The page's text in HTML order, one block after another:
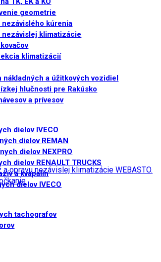
geometrie
nezávislého kúrenia
nezávislej klimatizácie
klimatizácií
nákladných a úžitkových vozidiel
hlučnosti pre Rakúsko
a prívesov
dielov IVECO
dielov REMAN
dielov NEXPRO
dielov RENAULT TRUCKS
a kvapalín
dielov IVECO
tachografov
opravu nezávislej klimatizácie WEBASTO.